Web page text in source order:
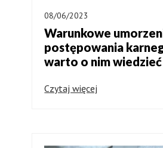
08/06/2023
Warunkowe
postępowania
warto o nim wiedzieć
Czytaj więcej